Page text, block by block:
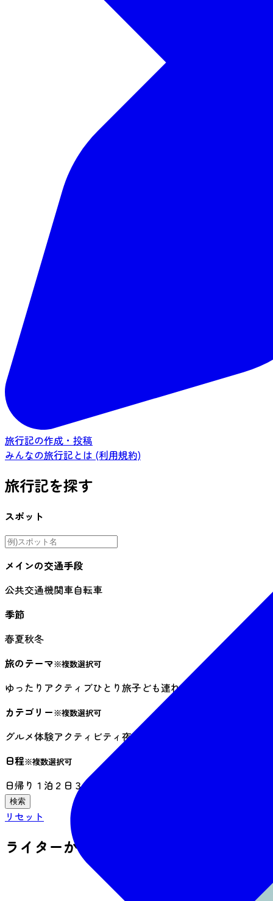
旅行記の作成・投稿
みんなの旅行記とは (利用規約)
旅行記を探す
スポット
メインの交通手段
公共交通機関車自転車
季節
春夏秋冬
旅のテーマ※複数選択可
ゆったり アクティブひとり旅子ども連れフォトジェニック
カテゴリー※複数選択可
グルメ体験アクティビティ 夜時間
日程※複数選択可
日帰り １泊２日 ３日以上
リセット
ライターからさがす